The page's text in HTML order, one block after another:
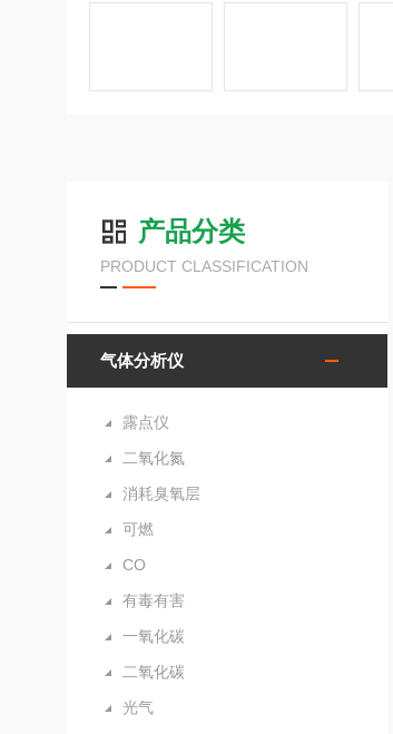
产品分类
PRODUCT CLASSIFICATION
气体分析仪
露点仪
二氧化氮
消耗臭氧层
可燃
CO
有毒有害
一氧化碳
二氧化碳
光气